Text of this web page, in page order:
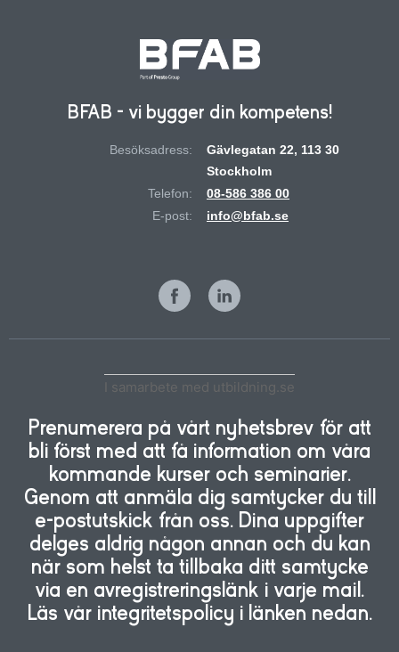
BFAB - vi bygger din kompetens!
Besöksadress:
Gävlegatan 22, 113 30
Stockholm
Telefon:
08-586 386 00
E-post:
info@bfab.se
I samarbete med utbildning.se
Prenumerera på vårt nyhetsbrev för att
bli först med att få information om våra
kommande kurser och seminarier.
Genom att anmäla dig samtycker du till
e-postutskick från oss. Dina uppgifter
delges aldrig någon annan och du kan
när som helst ta tillbaka ditt samtycke
via en avregistreringslänk i varje mail.
Läs vår integritetspolicy i länken nedan.